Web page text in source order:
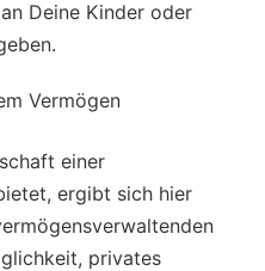
Deine Kinder oder
Vermögen
einer
ergibt sich hier
privates